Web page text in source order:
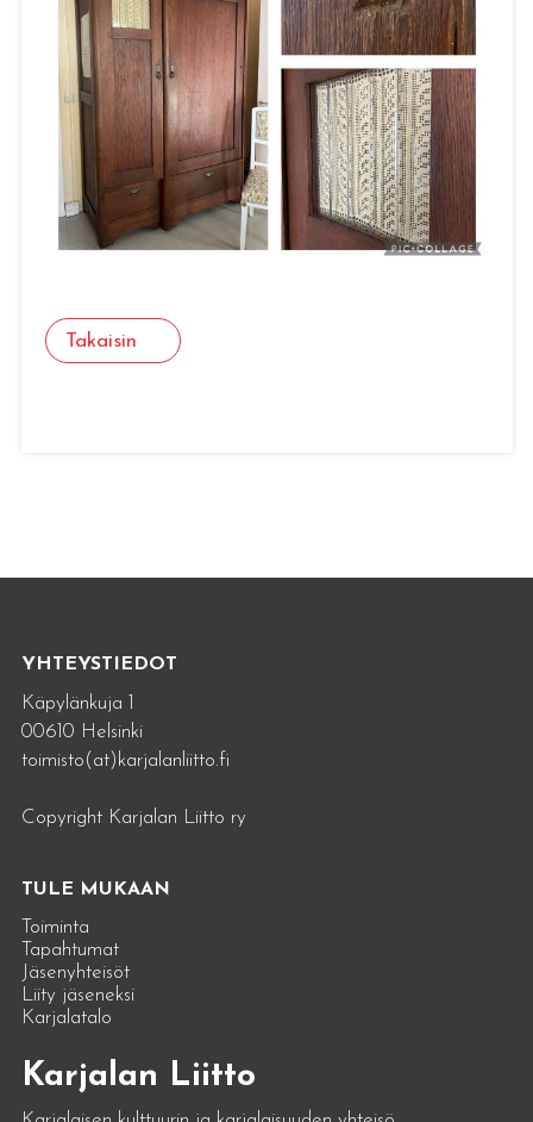
Takaisin
YHTEYSTIEDOT
Käpylänkuja 1
00610 Helsinki
toimisto(at)karjalanliitto.fi
Copyright Karjalan Liitto ry
TULE MUKAAN
Toiminta
Tapahtumat
Jäsenyhteisöt
Liity jäseneksi
Karjalatalo
Karjalan Liitto